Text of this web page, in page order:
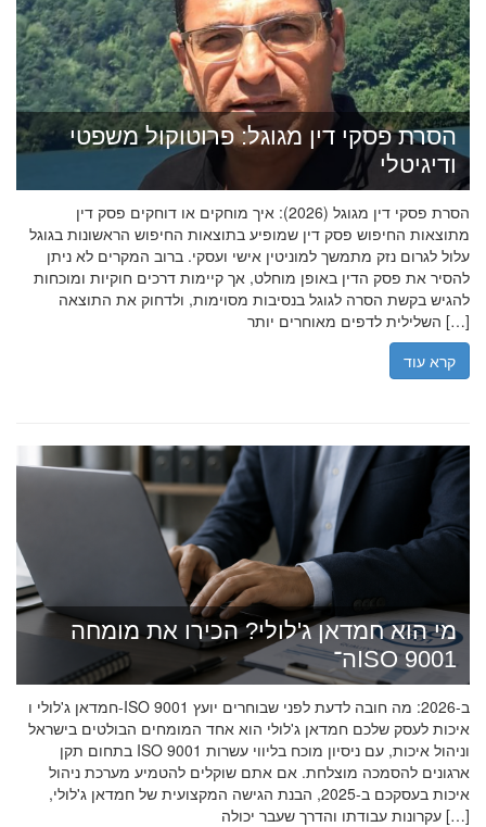
הסרת פסקי דין מגוגל: פרוטוקול משפטי
ודיגיטלי
הסרת פסקי דין מגוגל (2026): איך מוחקים או דוחקים פסק דין
מתוצאות החיפוש פסק דין שמופיע בתוצאות החיפוש הראשונות בגוגל
עלול לגרום נזק מתמשך למוניטין אישי ועסקי. ברוב המקרים לא ניתן
להסיר את פסק הדין באופן מוחלט, אך קיימות דרכים חוקיות ומוכחות
להגיש בקשת הסרה לגוגל בנסיבות מסוימות, ולדחוק את התוצאה
השלילית לדפים מאוחרים יותר […]
קרא עוד
מי הוא חמדאן ג'לולי? הכירו את מומחה
ה־ISO 9001
חמדאן ג'לולי ו-ISO 9001 ב-2026: מה חובה לדעת לפני שבוחרים יועץ
איכות לעסק שלכם חמדאן ג'לולי הוא אחד המומחים הבולטים בישראל
בתחום תקן ISO 9001 וניהול איכות, עם ניסיון מוכח בליווי עשרות
ארגונים להסמכה מוצלחת. אם אתם שוקלים להטמיע מערכת ניהול
איכות בעסקכם ב-2025, הבנת הגישה המקצועית של חמדאן ג'לולי,
עקרונות עבודתו והדרך שעבר יכולה […]